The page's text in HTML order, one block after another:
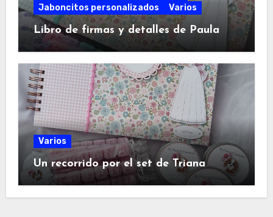
Jaboncitos personalizados
Varios
Libro de firmas y detalles de Paula
Varios
Un recorrido por el set de Triana